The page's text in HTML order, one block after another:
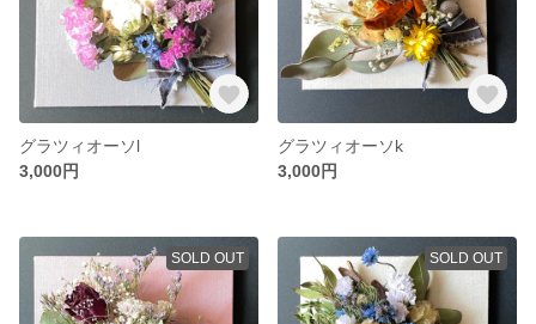
グラツィオーソl
3,000円
グラツィオーソk
3,000円
SOLD OUT SOLD OUT